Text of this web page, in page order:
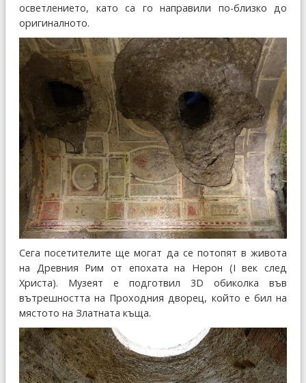
осветлението, като са го направили по-близко до
оригиналното.
Сега посетителите ще могат да се потопят в живота
на Древния Рим от епохата на Нерон (I век след
Христа). Музеят е подготвил 3D обиколка във
вътрешността на Проходния дворец, който е бил на
мястото на Златната къща.